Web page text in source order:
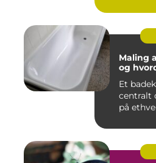
Maling
og
Et
centralt
på